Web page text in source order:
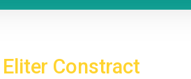
Constract